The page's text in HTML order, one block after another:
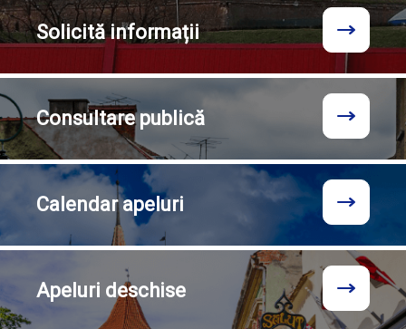
Solicităinformații
Consultarepublică
Calendarapeluri
Apeluri deschise